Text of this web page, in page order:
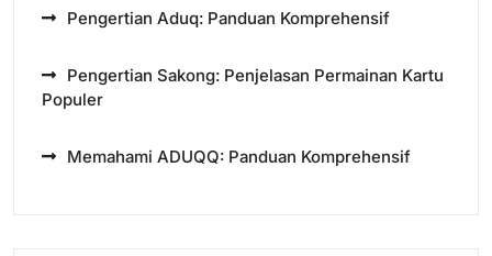
Pengertian Aduq: Panduan Komprehensif
Pengertian Sakong: Penjelasan Permainan Kartu
Populer
Memahami ADUQQ: Panduan Komprehensif